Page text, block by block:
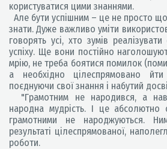
користуватися цими знаннями.
Але бути успішним – це не просто
знати. Дуже важливо уміти
говорять усі, хто зумів
успіху. Ще вони постійно
мрію, не треба боятися помилок
а необхідно цілеспрямовано
поєднуючи свої знання і набутий
"Грамотним не народився, а
народна мудрість. І це абсолютно
грамотними не народжуються.
результаті цілеспрямованої,
роботи.